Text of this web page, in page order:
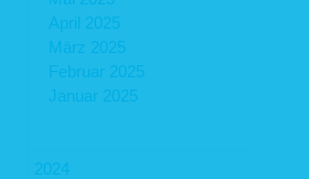
April 2025
März 2025
Februar 2025
Januar 2025
2024